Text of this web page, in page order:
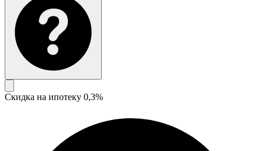
Скидка на ипотеку 0,3%